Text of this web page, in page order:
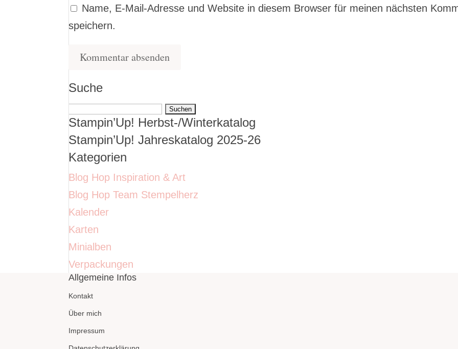
Name, E-Mail-Adresse und Website in diesem Browser für meinen nächsten
speichern.
Suche
Suchen
nach:
Stampin’Up! Herbst-/Winterkatalog
Stampin’Up! Jahreskatalog 2025-26
Kategorien
Blog Hop Inspiration & Art
Blog Hop Team Stempelherz
Kalender
Karten
Minialben
Verpackungen
Allgemeine Infos
Kontakt
Über mich
Impressum